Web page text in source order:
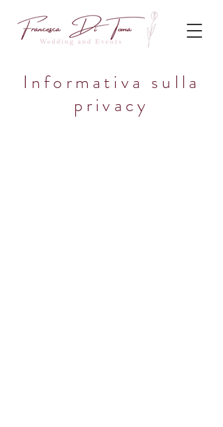
Informativa sulla
privacy